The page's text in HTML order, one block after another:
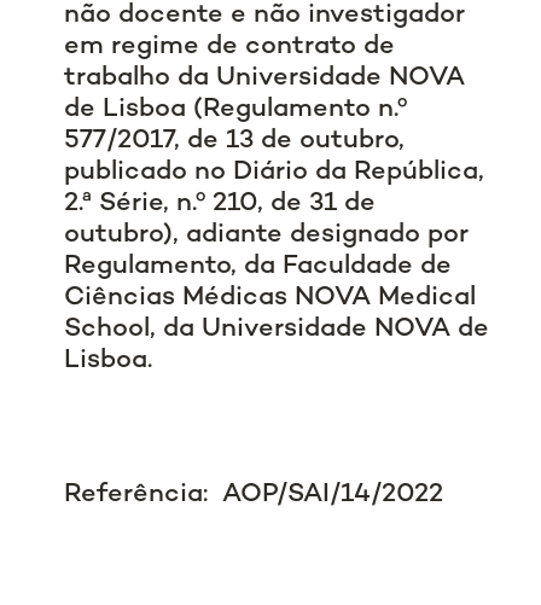
não docente e não investigador
em regime de contrato de
trabalho da Universidade NOVA
de Lisboa (Regulamento n.º
577/2017, de 13 de outubro,
publicado no Diário da República,
2.ª Série, n.º 210, de 31 de
outubro), adiante designado por
Regulamento, da Faculdade de
Ciências Médicas NOVA Medical
School, da Universidade NOVA de
Lisboa.
Referência: AOP/SAI/14/2022